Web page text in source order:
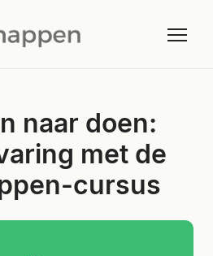
naar doen:
met de
cursus